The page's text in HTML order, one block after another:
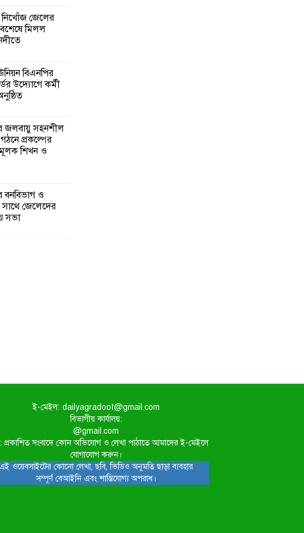
নিখোঁজ জেলের
মিলল
বিএনপির
উদ্যোগে কর্মী
জলবায়ু সহনশীল
প্রকল্পের
শিখন ও
বনবিভাগ ও
জেলেদের
সভা
ই-মেইল: dailyagradoot@gmail.com
বিভাগীয় কার্যালয়:
@gmail.com
প্রকাশিত সংবাদে কোন অভিযোগ ও লেখা পাঠাতে আমাদের ই-মেইলে
যোগাযোগ করুন।
এই ওয়েবসাইটের কোনো লেখা, ছবি, ভিডিও অনুমতি ছাড়া ব্যবহার
সম্পূর্ণ বেআইনি এবং শাস্তিযোগ্য অপরাধ।